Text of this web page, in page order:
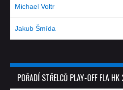
Michael Voltr
Jakub Šmída
POŘADÍ STŘELCŮ PLAY-OFF FLA